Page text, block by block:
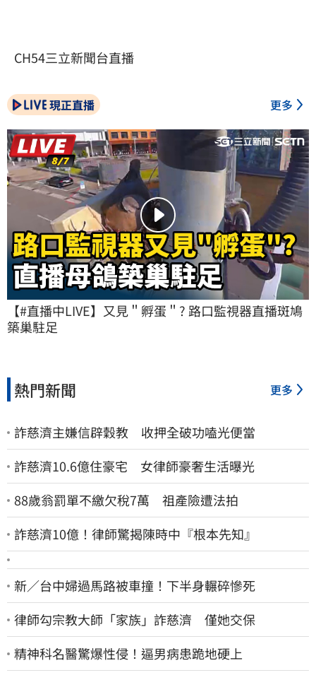
CH54三立新聞台直播
現正直播 更多
【#直播中LIVE】又見＂孵蛋＂? 路口監視器直播斑鳩
築巢駐足
熱門新聞 更多
詐慈濟主嫌信辟穀教 收押全破功嗑光便當
詐慈濟10.6億住豪宅 女律師豪奢生活曝光
88歲翁罰單不繳欠稅7萬 祖產險遭法拍
詐慈濟10億！律師驚揭陳時中『根本先知』
新／台中婦過馬路被車撞！下半身輾碎慘死
律師勾宗教大師「家族」詐慈濟 僅她交保
精神科名醫驚爆性侵！逼男病患跪地硬上